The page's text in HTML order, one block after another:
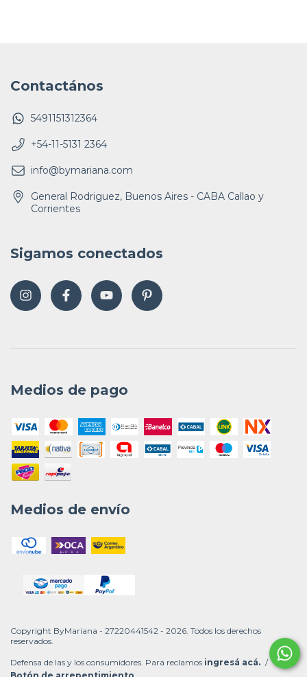
Contactános
5491151312364
+54-11-5131 2364
info@bymariana.com
General Rodriguez, Buenos Aires - CABA Callao y
Corrientes
Sigamos conectados
Medios de pago
Medios de envío
Copyright ByMariana - 27220441542 - 2026. Todos los derechos
reservados.
Defensa de las y los consumidores. Para reclamos ingresá acá. /